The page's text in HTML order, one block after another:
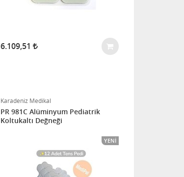
6.109,51
Karadeniz Medikal
PR 981C Alüminyum Pediatrik
Koltukaltı Değneği
YENI